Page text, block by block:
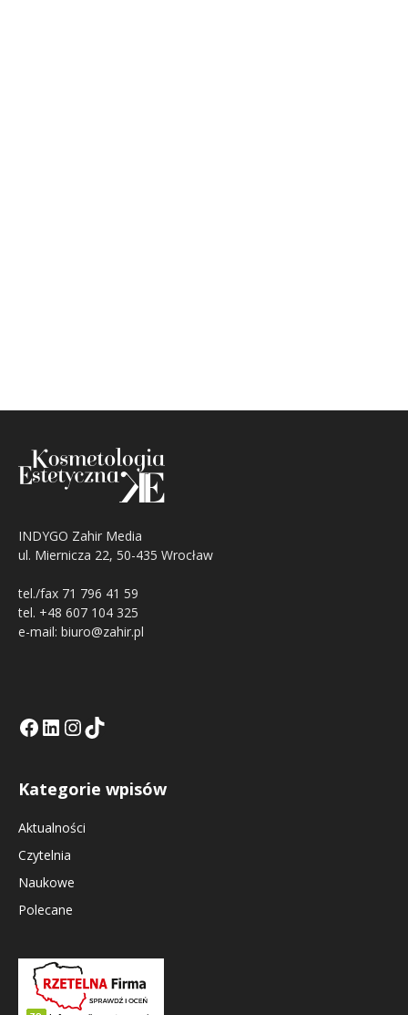
INDYGO Zahir Media
ul. Miernicza 22, 50-435 Wrocław
tel./fax 71 796 41 59
tel. +48 607 104 325
e-mail: biuro@zahir.pl
Facebook
LinkedIn
Tik Tok KEInstagramm KE
Kategorie wpisów
Aktualności
Czytelnia
Naukowe
Polecane